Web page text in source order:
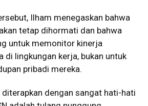
Ilham menegaskan bahwa
tetap dihormati dan bahwa
untuk memonitor kinerja
di lingkungan kerja, bukan untuk
pribadi mereka.
diterapkan dengan sangat hati-hati